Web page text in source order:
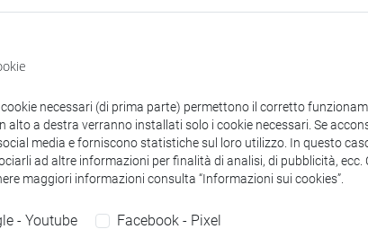
.
necessari (di prima parte) permettono il corretto
alto a destra verranno installati solo i cookie necessari. Se
media e forniscono statistiche sul loro utilizzo. In questo
ad altre informazioni per finalità di analisi, di pubblicità, ecc.
maggiori informazioni consulta “Informazioni sui cookies”.
- Youtube Facebook - Pixel